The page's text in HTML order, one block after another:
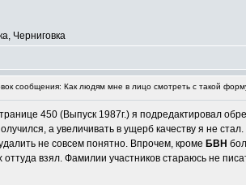
Черниговка
сообщения: Как людям мне в лицо смотреть с такой
450 (Выпуск 1987г.) я подредактировал
а увеличивать в ущерб качеству я не стал.
не совсем понятно. Впрочем, кроме БВН
взял. Фамилии участников стараюсь не